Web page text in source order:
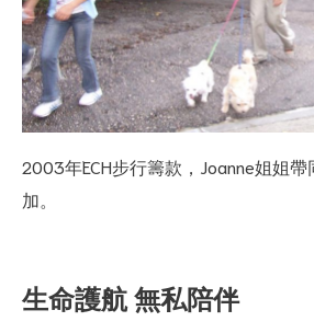
2003年ECH步行籌款，Joanne姐姐
加。
生命護航 無私陪伴